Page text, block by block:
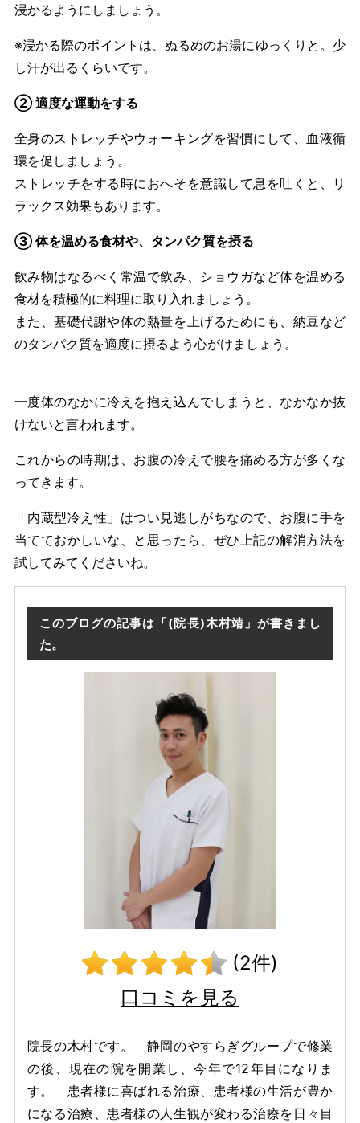
浸かるようにしましょう。
※浸かる際のポイントは、ぬるめのお湯にゆっくりと。少
し汗が出るくらいです。
② 適度な運動をする
全身のストレッチやウォーキングを習慣にして、血液循
環を促しましょう。
ストレッチをする時におへそを意識して息を吐くと、リ
ラックス効果もあります。
③ 体を温める食材や、タンパク質を摂る
飲み物はなるべく常温で飲み、ショウガなど体を温める
食材を積極的に料理に取り入れましょう。
また、基礎代謝や体の熱量を上げるためにも、納豆など
のタンパク質を適度に摂るよう心がけましょう。
一度体のなかに冷えを抱え込んでしまうと、なかなか抜
けないと言われます。
これからの時期は、お腹の冷えで腰を痛める方が多くな
ってきます。
「内蔵型冷え性」はつい見逃しがちなので、お腹に手を
当てておかしいな、と思ったら、ぜひ上記の解消方法を
試してみてくださいね。
このブログの記事は「(院長)木村靖」が書きまし
た。
(2件)
口コミを見る
院長の木村です。 静岡のやすらぎグループで修業
の後、現在の院を開業し、今年で12年目になりま
す。 患者様に喜ばれる治療、患者様の生活が豊か
になる治療、患者様の人生観が変わる治療を日々目